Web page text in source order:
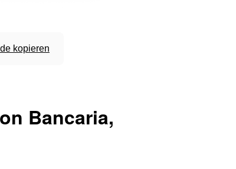
kopieren
Bancaria,